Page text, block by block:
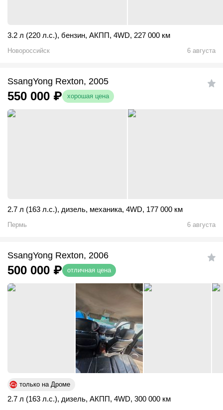
3.2 л (220 л.с.), бензин, АКПП, 4WD, 227 000 км
Новороссийск 6 августа
SsangYong Rexton, 2005
550 000 ₽ хорошая цена
2.7 л (163 л.с.), дизель, механика, 4WD, 177 000 км
Пермь 6 августа
SsangYong Rexton, 2006
500 000 ₽ отличная цена
только на Дроме
2.7 л (163 л.с.), дизель, АКПП, 4WD, 300 000 км